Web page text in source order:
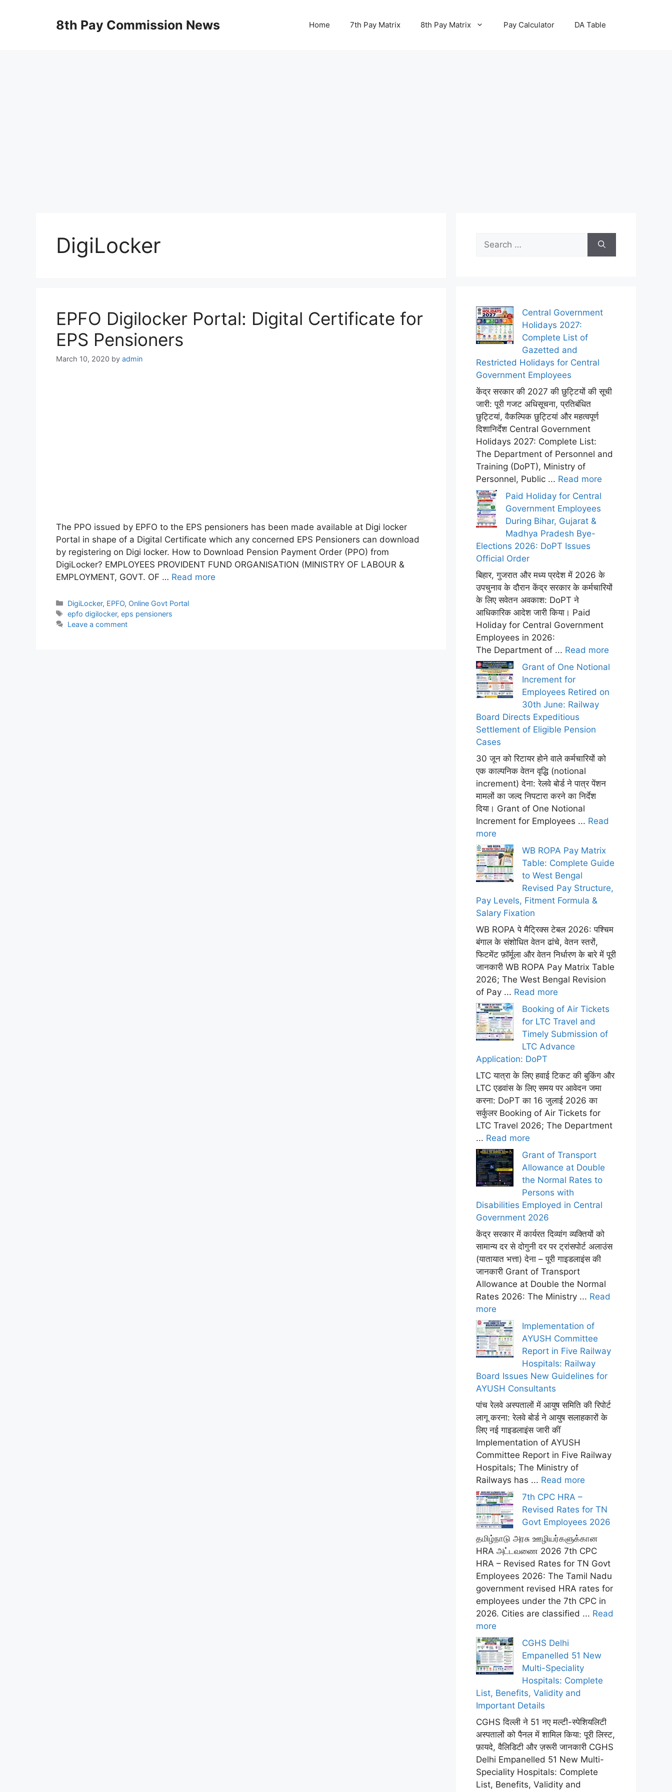
8th Pay Commission News Home 7th Pay Matrix 8th Pay Matrix Pay Calculator DA Table
DigiLocker
EPFO Digilocker Portal: Digital Certificate for
EPS Pensioners
March 10, 2020 by admin
The PPO issued by EPFO to the EPS pensioners has been made available at Digi locker
Portal in shape of a Digital Certificate which any concerned EPS Pensioners can download
by registering on Digi locker. How to Download Pension Payment Order (PPO) from
DigiLocker? EMPLOYEES PROVIDENT FUND ORGANISATION (MINISTRY OF LABOUR &
EMPLOYMENT, GOVT. OF … Read more
Categories
DigiLocker, EPFO, Online Govt Portal
Tags
epfo digilocker,eps pensioners
Leave a comment
for:
Central Government
Holidays 2027:
Complete List of
Gazetted and
Restricted Holidays for Central
Government Employees
केंद्र सरकार की 2027 की छुट्टियों की सूची
जारी: पूरी गजट अधिसूचना, प्रतिबंधित
छुट्टियां, वैकल्पिक छुट्टियां और महत्वपूर्ण
दिशानिर्देश Central Government
Holidays 2027: Complete List:
The Department of Personnel and
Training (DoPT), Ministry of
Personnel, Public ... Read more
Paid Holiday for Central
Government Employees
During Bihar, Gujarat &
Madhya Pradesh Bye-
Elections 2026: DoPT Issues
Official Order
बिहार, गुजरात और मध्य प्रदेश में 2026 के
उपचुनाव के दौरान केंद्र सरकार के कर्मचारियों
के लिए सवेतन अवकाश: DoPT ने
आधिकारिक आदेश जारी किया। Paid
Holiday for Central Government
Employees in 2026:
The Department of ... Read more
Grant of One Notional
Increment for
Employees Retired on
30th June: Railway
Board Directs Expeditious
Settlement of Eligible Pension
Cases
30 जून को रिटायर होने वाले कर्मचारियों को
एक काल्पनिक वेतन वृद्धि (notional
increment) देना: रेलवे बोर्ड ने पात्र पेंशन
मामलों का जल्द निपटारा करने का निर्देश
दिया। Grant of One Notional
Increment for Employees ... Read
more
WB ROPA Pay Matrix
Table: Complete Guide
to West Bengal
Revised Pay Structure,
Pay Levels, Fitment Formula &
Salary Fixation
WB ROPA पे मैट्रिक्स टेबल 2026: पश्चिम
बंगाल के संशोधित वेतन ढांचे, वेतन स्तरों,
फिटमेंट फ़ॉर्मूला और वेतन निर्धारण के बारे में पूरी
जानकारी WB ROPA Pay Matrix Table
2026; The West Bengal Revision
of Pay ... Read more
Booking of Air Tickets
for LTC Travel and
Timely Submission of
LTC Advance
Application: DoPT
LTC यात्रा के लिए हवाई टिकट की बुकिंग और
LTC एडवांस के लिए समय पर आवेदन जमा
करना: DoPT का 16 जुलाई 2026 का
सर्कुलर Booking of Air Tickets for
LTC Travel 2026; The Department
... Read more
Grant of Transport
Allowance at Double
the Normal Rates to
Persons with
Disabilities Employed in Central
Government 2026
केंद्र सरकार में कार्यरत दिव्यांग व्यक्तियों को
सामान्य दर से दोगुनी दर पर ट्रांसपोर्ट अलाउंस
(यातायात भत्ता) देना – पूरी गाइडलाइंस की
जानकारी Grant of Transport
Allowance at Double the Normal
Rates 2026: The Ministry ... Read
more
Implementation of
AYUSH Committee
Report in Five Railway
Hospitals: Railway
Board Issues New Guidelines for
AYUSH Consultants
पांच रेलवे अस्पतालों में आयुष समिति की रिपोर्ट
लागू करना: रेलवे बोर्ड ने आयुष सलाहकारों के
लिए नई गाइडलाइंस जारी कीं
Implementation of AYUSH
Committee Report in Five Railway
Hospitals; The Ministry of
Railways has ... Read more
7th CPC HRA –
Revised Rates for TN
Govt Employees 2026
தமிழ்நாடு அரசு ஊழியர்களுக்கான
HRA அட்டவணை 2026 7th CPC
HRA – Revised Rates for TN Govt
Employees 2026: The Tamil Nadu
government revised HRA rates for
employees under the 7th CPC in
2026. Cities are classified ... Read
more
CGHS Delhi
Empanelled 51 New
Multi-Speciality
Hospitals: Complete
List, Benefits, Validity and
Important Details
CGHS दिल्ली ने 51 नए मल्टी-स्पेशियलिटी
अस्पतालों को पैनल में शामिल किया: पूरी लिस्ट,
फ़ायदे, वैलिडिटी और ज़रूरी जानकारी CGHS
Delhi Empanelled 51 New Multi-
Speciality Hospitals: Complete
List, Benefits, Validity and